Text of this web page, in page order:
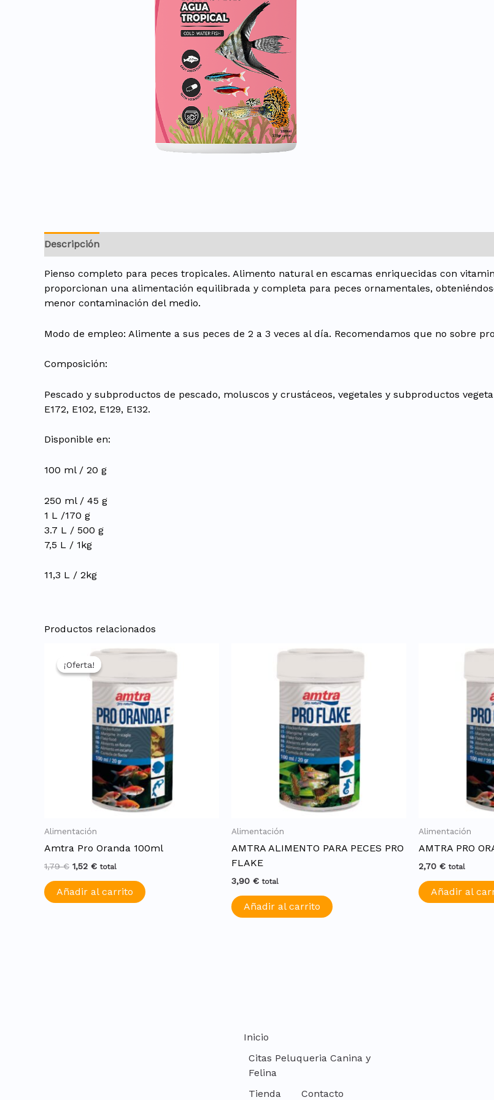
Descripción
Pienso completo para peces tropicales. Alimento natural en escamas enriquecidas con
proporcionan una alimentación equilibrada y completa para peces ornamentales,
menor contaminación del medio.
Modo de empleo: Alimente a sus peces de 2 a 3 veces al día. Recomendamos que no sobre
Composición:
Pescado y subproductos de pescado, moluscos y crustáceos, vegetales y subproductos
E172, E102, E129, E132.
Disponible en:
100 ml / 20 g
250 ml / 45 g
1 L /170 g
3.7 L / 500 g
7,5 L / 1kg
11,3 L / 2kg
Productos relacionados
¡Oferta!
¡Oferta!
Alimentación
Amtra Pro Oranda 100ml
1,79€
precio
original
1,52 €
El
precio
actual
es:
1,52 €.
total
Añadir al carrito
Alimentación
AMTRA ALIMENTO PARA PECES PRO
FLAKE
3,90 € total
Añadir al carrito
Alimentación
AMTRA PRO
2,70 € total
Añadir al
Inicio
Citas Peluqueria Canina y
Felina
Tienda
Contacto